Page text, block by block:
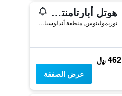
هوتل أبارتامنتوس باخونديلو
توريمولينوس, منطقة أندلوسيا, أسبانيا
462 ﷼
عرض الصفقة